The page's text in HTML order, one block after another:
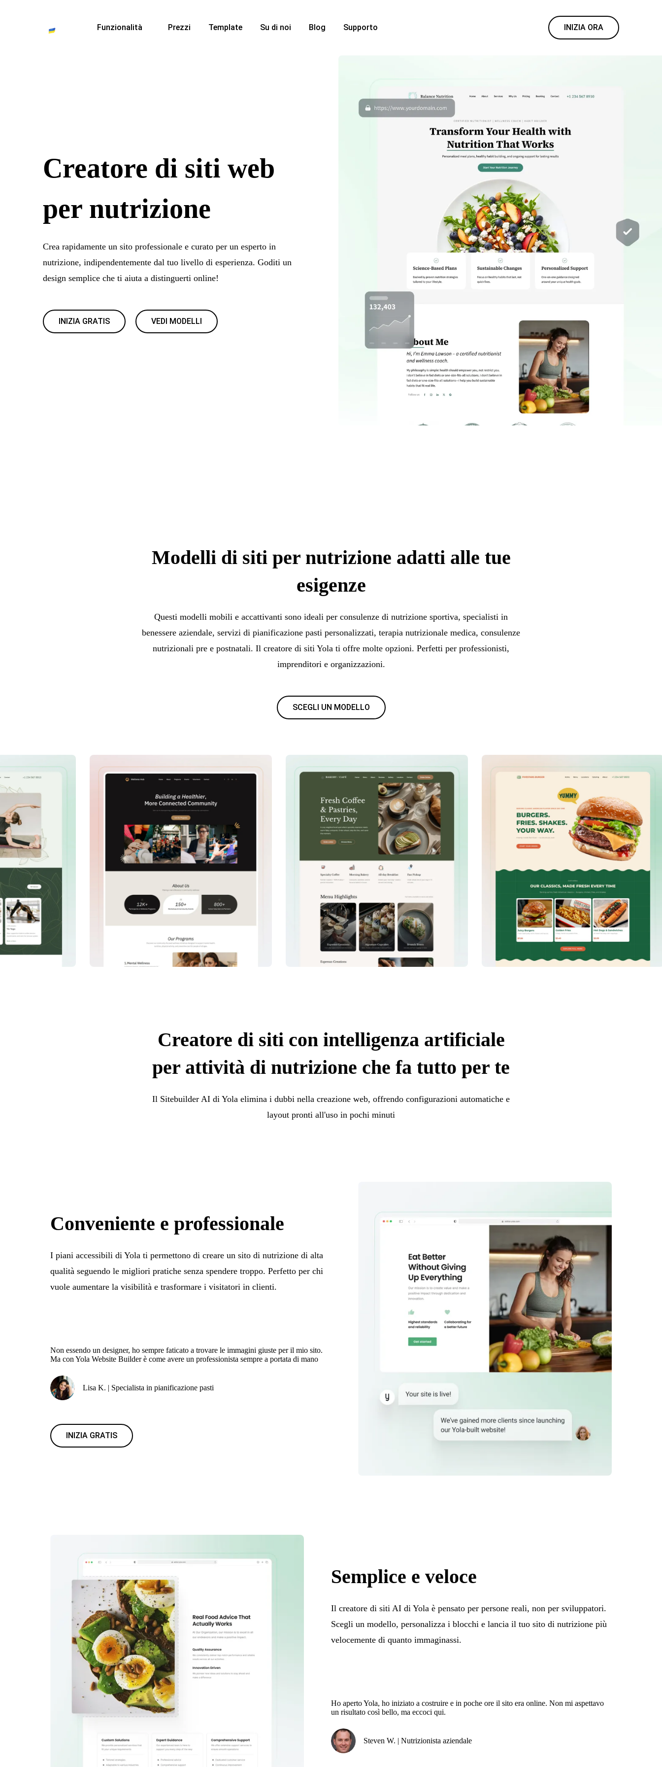
Funzionalità Prezzi Template Su di noi Blog Supporto INIZIA ORA
Creatore di siti web
per nutrizione
Crea rapidamente un sito professionale e curato per un esperto in
nutrizione, indipendentemente dal tuo livello di esperienza. Goditi un
design semplice che ti aiuta a distinguerti online!
INIZIA GRATIS VEDI MODELLI
Modelli di siti per nutrizione adatti alle tue
esigenze
Questi modelli mobili e accattivanti sono ideali per consulenze di nutrizione sportiva, specialisti in
benessere aziendale, servizi di pianificazione pasti personalizzati, terapia nutrizionale medica, consulenze
nutrizionali pre e postnatali. Il creatore di siti Yola ti offre molte opzioni. Perfetti per professionisti,
imprenditori e organizzazioni.
SCEGLI UN MODELLO
Creatore di siti con intelligenza artificiale
per attività di nutrizione che fa tutto per te
Il Sitebuilder AI di Yola elimina i dubbi nella creazione web, offrendo configurazioni automatiche e
layout pronti all'uso in pochi minuti
Conveniente e professionale
I piani accessibili di Yola ti permettono di creare un sito di nutrizione di alta
qualità seguendo le migliori pratiche senza spendere troppo. Perfetto per chi
vuole aumentare la visibilità e trasformare i visitatori in clienti.
Non essendo un designer, ho sempre faticato a trovare le immagini giuste per il mio sito.
Ma con Yola Website Builder è come avere un professionista sempre a portata di mano
Lisa K. | Specialista in pianificazione pasti
INIZIA GRATIS
Semplice e veloce
Il creatore di siti AI di Yola è pensato per persone reali, non per sviluppatori.
Scegli un modello, personalizza i blocchi e lancia il tuo sito di nutrizione più
velocemente di quanto immaginassi.
Ho aperto Yola, ho iniziato a costruire e in poche ore il sito era online. Non mi aspettavo
un risultato così bello, ma eccoci qui.
Steven W. | Nutrizionista aziendale